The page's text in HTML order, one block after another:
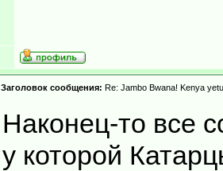
Заголовок сообщения: Re: Jambo Bwana! Kenya
Наконец-то все
у которой